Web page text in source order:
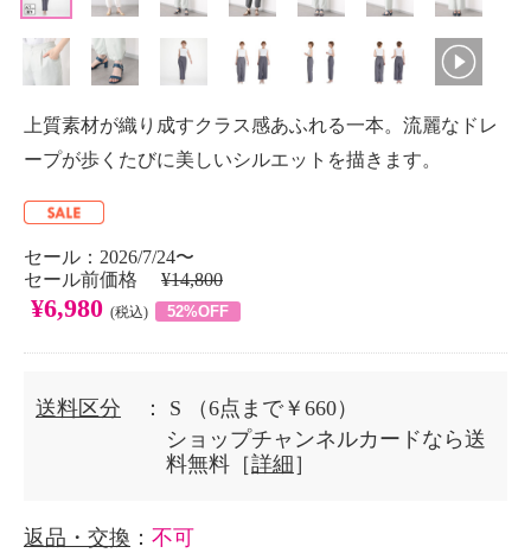
上質素材が織り成すクラス感あふれる一本。流麗なドレ
ープが歩くたびに美しいシルエットを描きます。
セール：2026/7/24〜
セール前価格 ¥14,800
¥6,980 (税込) 52%OFF
送料区分 ： S
（6点まで￥660）
ショップチャンネルカードなら送
料無料［詳細 ］
返品・交換 ： 不可